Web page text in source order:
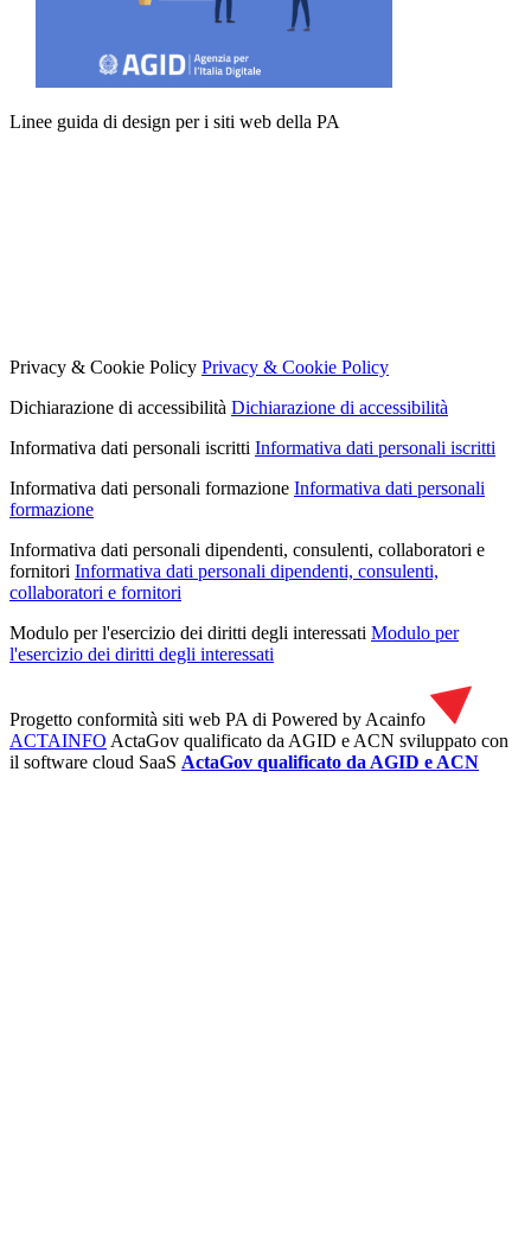
Linee guida di design per i siti web della PA
Privacy & Cookie Policy Privacy & Cookie Policy
Dichiarazione di accessibilità Dichiarazione di accessibilità
Informativa dati personali iscritti Informativa dati personali iscritti
Informativa dati personali formazione Informativa dati personali
formazione
Informativa dati personali dipendenti, consulenti, collaboratori e
fornitori Informativa dati personali dipendenti, consulenti,
collaboratori e fornitori
Modulo per l'esercizio dei diritti degli interessati Modulo per
l'esercizio dei diritti degli interessati
Progetto conformità siti web PA di Powered by Acainfo
ACTAINFO ActaGov qualificato da AGID e ACN sviluppato con
il software cloud SaaS ActaGov qualificato da AGID e ACN